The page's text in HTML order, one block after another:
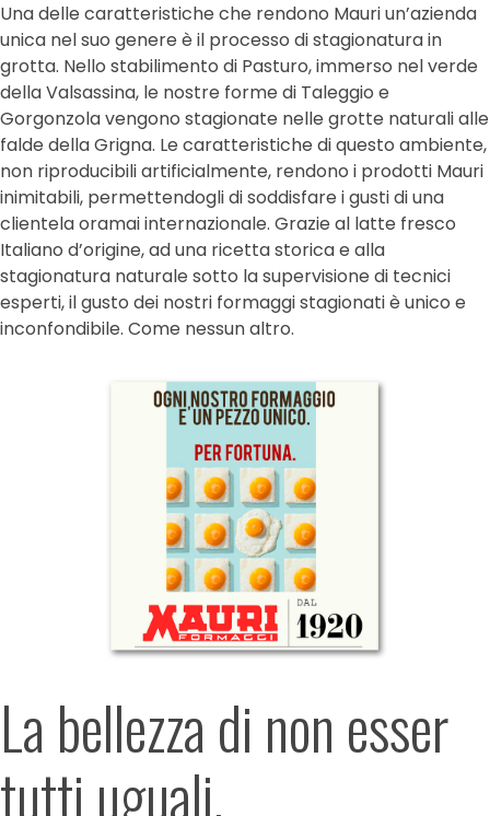
Una delle caratteristiche che rendono Mauri un’azienda
unica nel suo genere è il processo di stagionatura in
grotta. Nello stabilimento di Pasturo, immerso nel verde
della Valsassina, le nostre forme di Taleggio e
Gorgonzola vengono stagionate nelle grotte naturali alle
falde della Grigna. Le caratteristiche di questo ambiente,
non riproducibili artificialmente, rendono i prodotti Mauri
inimitabili, permettendogli di soddisfare i gusti di una
clientela oramai internazionale. Grazie al latte fresco
Italiano d’origine, ad una ricetta storica e alla
stagionatura naturale sotto la supervisione di tecnici
esperti, il gusto dei nostri formaggi stagionati è unico e
inconfondibile. Come nessun altro.
La bellezza di non esser
tutti uguali.